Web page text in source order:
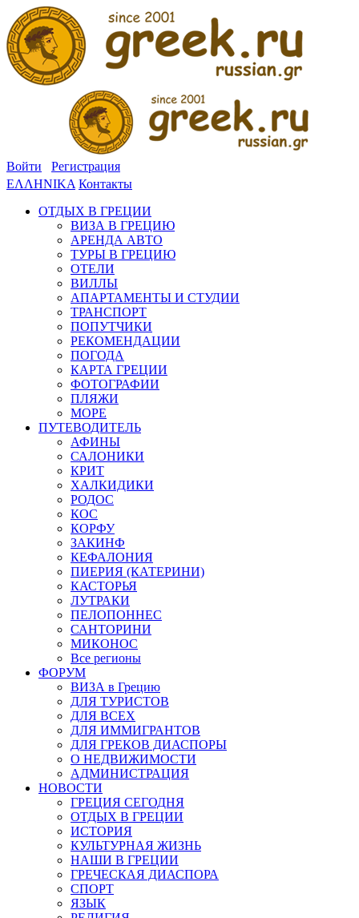
Войти
Регистрация
ΕΛΛΗΝΙΚΑ Контакты
ОТДЫХ В ГРЕЦИИ
ВИЗА В ГРЕЦИЮ
АРЕНДА АВТО
ТУРЫ В ГРЕЦИЮ
ОТЕЛИ
ВИЛЛЫ
АПАРТАМЕНТЫ И СТУДИИ
ТРАНСПОРТ
ПОПУТЧИКИ
РЕКОМЕНДАЦИИ
ПОГОДА
КАРТА ГРЕЦИИ
ФОТОГРАФИИ
ПЛЯЖИ
МОРЕ
ПУТЕВОДИТЕЛЬ
АФИНЫ
САЛОНИКИ
КРИТ
ХАЛКИДИКИ
РОДОС
КОС
КОРФУ
ЗАКИНФ
КЕФАЛОНИЯ
ПИЕРИЯ (КАТЕРИНИ)
КАСТОРЬЯ
ЛУТРАКИ
ПЕЛОПОННЕС
САНТОРИНИ
МИКОНОС
Все регионы
ФОРУМ
ВИЗА в Грецию
ДЛЯ ТУРИСТОВ
ДЛЯ ВСЕХ
ДЛЯ ИММИГРАНТОВ
ДЛЯ ГРЕКОВ ДИАСПОРЫ
О НЕДВИЖИМОСТИ
АДМИНИСТРАЦИЯ
НОВОСТИ
ГРЕЦИЯ СЕГОДНЯ
ОТДЫХ В ГРЕЦИИ
ИСТОРИЯ
КУЛЬТУРНАЯ ЖИЗНЬ
НАШИ В ГРЕЦИИ
ГРЕЧЕСКАЯ ДИАСПОРА
СПОРТ
ЯЗЫК